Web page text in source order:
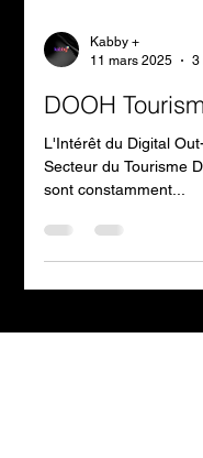
11 mars 2025
3
DOOH
L'Intérêt du Digital
sont constamment...